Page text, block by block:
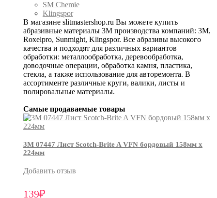
SM Chemie
Klingspor
В магазине slitmastershop.ru Вы можете купить
абразивные материалы 3М производства компаний: 3М,
Roxelpro, Sunmight, Klingspor. Все абразивы высокого
качества и подходят для различных вариантов
обработки: металлообработка, деревообработка,
доводочные операции, обработка камня, пластика,
стекла, а также использование для авторемонта. В
ассортименте различные круги, валики, листы и
полировальные материалы.
Самые продаваемые товары
3М 07447 Лист Scotch-Brite A VFN бордовый 158мм х
224мм
Добавить отзыв
139₽